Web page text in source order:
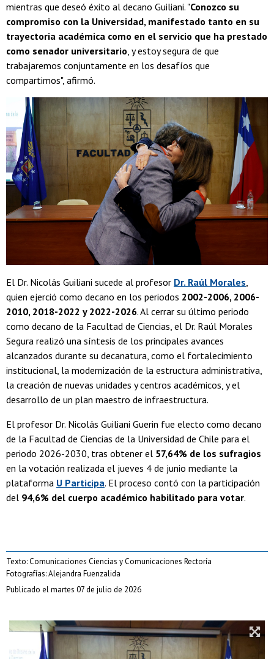
mientras que deseó éxito al decano Guiliani. "Conozco su
compromiso con la Universidad, manifestado tanto en su
trayectoria académica como en el servicio que ha prestado
como senador universitario, y estoy segura de que
trabajaremos conjuntamente en los desafíos que
compartimos", afirmó.
El Dr. Nicolás Guiliani sucede al profesor Dr. Raúl Morales
quien ejerció como decano en los periodos 2002-2006, 2006-
2010, 2018-2022 y 2022-2026. Al cerrar su último periodo
como decano de la Facultad de Ciencias, el Dr. Raúl Morales
Segura realizó una síntesis de los principales avances
alcanzados durante su decanatura, como el fortalecimiento
institucional, la modernización de la estructura administrativa,
la creación de nuevas unidades y centros académicos, y el
desarrollo de un plan maestro de infraestructura.
El profesor Dr. Nicolás Guiliani Guerin fue electo como decano
de la Facultad de Ciencias de la Universidad de Chile para el
periodo 2026-2030, tras obtener el 57,64% de los sufragios
en la votación realizada el jueves 4 de junio mediante la
plataforma U Participa. El proceso contó con la participación
del 94,6% del cuerpo académico habilitado para votar.
Texto: Comunicaciones Ciencias y Comunicaciones Rectoría
Fotografías: Alejandra Fuenzalida
Publicado el martes 07 de julio de 2026